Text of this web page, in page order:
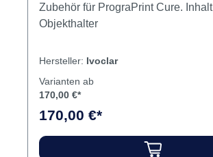
Zubehör für PrograPrint Cure. Inhalt
Objekthalter
Hersteller: Ivoclar
Varianten ab
170,00 €*
170,00 €*